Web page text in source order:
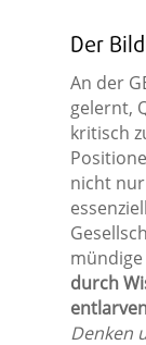
Der
An der
gelernt,
kritisch
nicht
durch
Denken